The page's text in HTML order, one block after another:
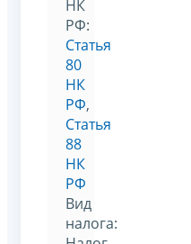
НК
РФ:
Статья
80
НК
РФ,
Статья
88
НК
РФ
Вид
налога: